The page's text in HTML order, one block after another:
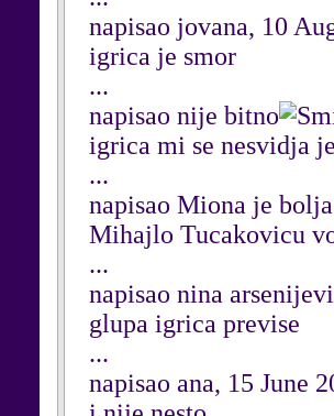
napisao jovana, 10
igrica je smor
...
napisao nije bitno
igrica mi se nesvidja
...
napisao Miona je
Mihajlo Tucakovicu
...
napisao nina
glupa igrica previse
...
napisao ana, 15 June